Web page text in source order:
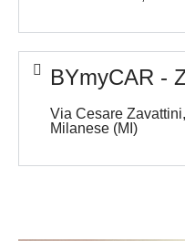
BYmyCAR -
Via Cesare
Milanese (MI)